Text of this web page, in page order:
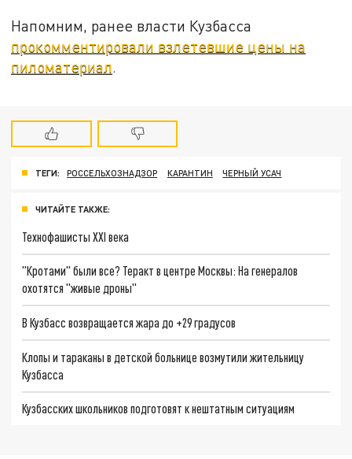
Напомним, ранее власти Кузбасса
прокомментировали взлетевшие цены на
пиломатериал.
ТЕГИ: РОССЕЛЬХОЗНАДЗОР КАРАНТИН ЧЕРНЫЙ УСАЧ
ЧИТАЙТЕ ТАКЖЕ:
Технофашисты XXI века
"Кротами" были все? Теракт в центре Москвы: На генералов
охотятся "живые дроны"
В Кузбасс возвращается жара до +29 градусов
Клопы и тараканы в детской больнице возмутили жительницу
Кузбасса
Кузбасских школьников подготовят к нештатным ситуациям